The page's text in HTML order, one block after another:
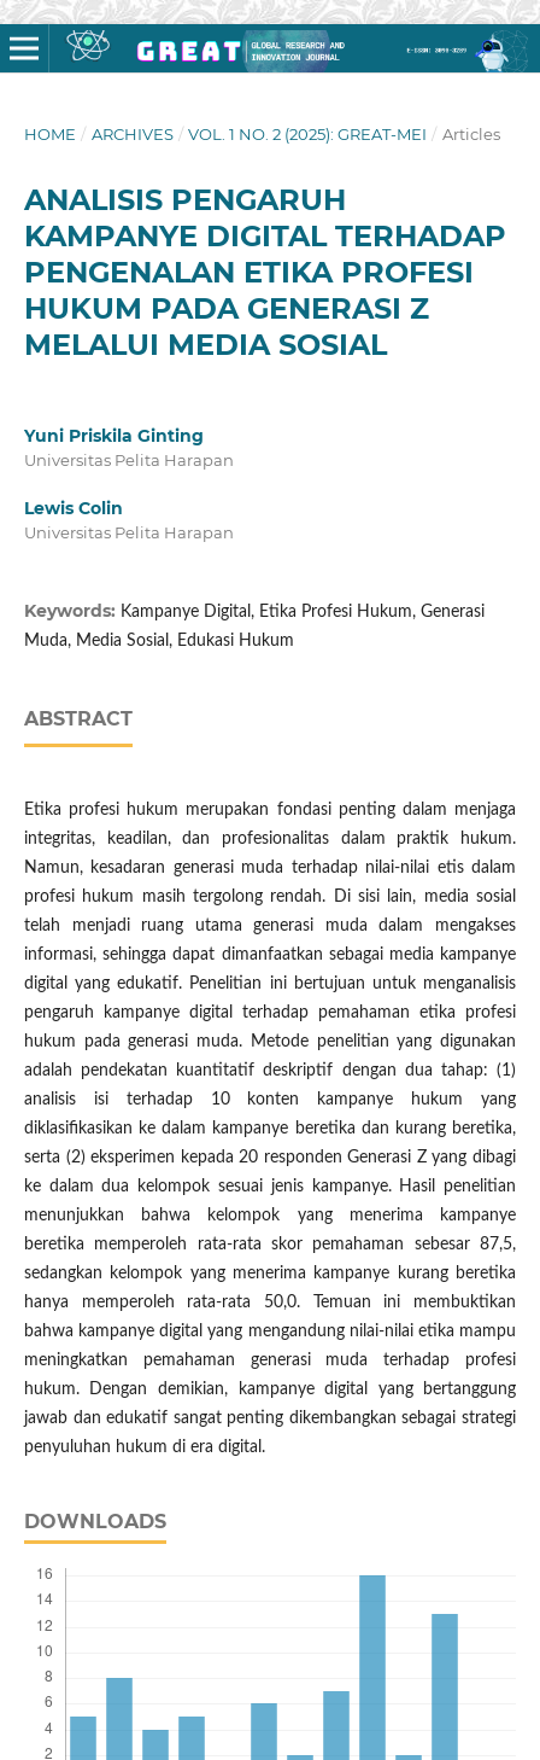
HOME / ARCHIVES / VOL. 1 NO. 2 (2025): GREAT-MEI / Articles
ANALISIS PENGARUH
KAMPANYE DIGITAL TERHADAP
PENGENALAN ETIKA PROFESI
HUKUM PADA GENERASI Z
MELALUI MEDIA SOSIAL
Yuni Priskila Ginting
Universitas Pelita Harapan
Lewis Colin
Universitas Pelita Harapan
Keywords: Kampanye Digital, Etika Profesi Hukum, Generasi
Muda, Media Sosial, Edukasi Hukum
ABSTRACT
Etika profesi hukum merupakan fondasi penting dalam menjaga
integritas, keadilan, dan profesionalitas dalam praktik hukum.
Namun, kesadaran generasi muda terhadap nilai-nilai etis dalam
profesi hukum masih tergolong rendah. Di sisi lain, media sosial
telah menjadi ruang utama generasi muda dalam mengakses
informasi, sehingga dapat dimanfaatkan sebagai media kampanye
digital yang edukatif. Penelitian ini bertujuan untuk menganalisis
pengaruh kampanye digital terhadap pemahaman etika profesi
hukum pada generasi muda. Metode penelitian yang digunakan
adalah pendekatan kuantitatif deskriptif dengan dua tahap: (1)
analisis isi terhadap 10 konten kampanye hukum yang
diklasifikasikan ke dalam kampanye beretika dan kurang beretika,
serta (2) eksperimen kepada 20 responden Generasi Z yang dibagi
ke dalam dua kelompok sesuai jenis kampanye. Hasil penelitian
menunjukkan bahwa kelompok yang menerima kampanye
beretika memperoleh rata-rata skor pemahaman sebesar 87,5,
sedangkan kelompok yang menerima kampanye kurang beretika
hanya memperoleh rata-rata 50,0. Temuan ini membuktikan
bahwa kampanye digital yang mengandung nilai-nilai etika mampu
meningkatkan pemahaman generasi muda terhadap profesi
hukum. Dengan demikian, kampanye digital yang bertanggung
jawab dan edukatif sangat penting dikembangkan sebagai strategi
penyuluhan hukum di era digital.
DOWNLOADS